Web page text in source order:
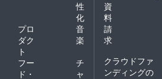
性
化
プロ
ダク
ト
音
楽
フー
ド・
チ
ャ
資
料
請
求
クラウドファ
ンディングの